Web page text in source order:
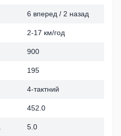
6 вперед / 2 назад
2-17 км/год
900
195
4-тактний
452.0
5.0